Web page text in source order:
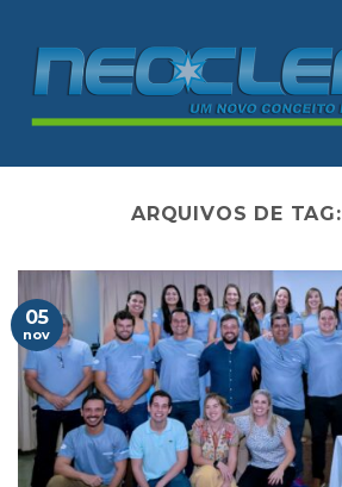
content
ARQUIVOS DE TAG:
05
nov